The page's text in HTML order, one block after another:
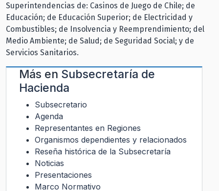
Superintendencias de: Casinos de Juego de Chile; de
Educación; de Educación Superior; de Electricidad y
Combustibles; de Insolvencia y Reemprendimiento; del
Medio Ambiente; de Salud; de Seguridad Social; y de
Servicios Sanitarios.
Más en Subsecretaría de
Hacienda
Subsecretario
Agenda
Representantes en Regiones
Organismos dependientes y relacionados
Reseña histórica de la Subsecretaría
Noticias
Presentaciones
Marco Normativo